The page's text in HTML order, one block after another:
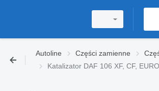
Autoline Części zamienne
Katalizator DAF 106 XF, CF,